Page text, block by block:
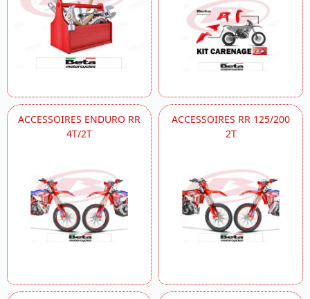
ACCESSOIRES ENDURO RR
4T/2T
ACCESSOIRES RR 125/200
2T